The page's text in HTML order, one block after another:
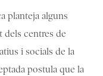
planteja alguns
dels centres de
i socials de la
postula que la